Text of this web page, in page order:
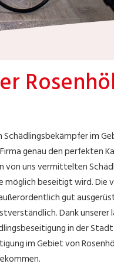
im
genau den perfekten
von uns vermittelten
möglich beseitigt wird.
gut
Dank
in der
im Gebiet von